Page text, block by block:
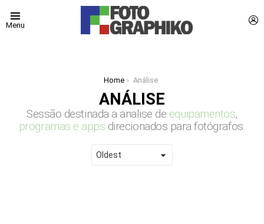
Menu
Home Análise
ANÁLISE
Sessão destinada a analise de equipamentos,
programas e apps direcionados para fotógrafos.